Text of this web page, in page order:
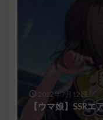
2022年7月12日
【ウマ娘】SSR